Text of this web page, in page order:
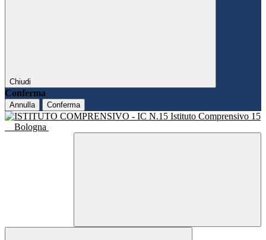
Chiudi
Conferma
Annulla Conferma
Istituto Comprensivo 15
Bologna